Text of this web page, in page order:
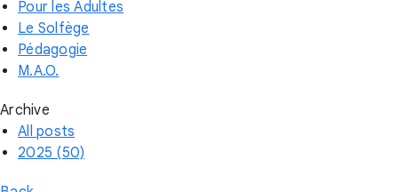
Pour les Adultes
Le Solfège
Pédagogie
M.A.O.
Archive
All posts
2025 (50)